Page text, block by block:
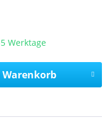
Werktage
Warenkorb